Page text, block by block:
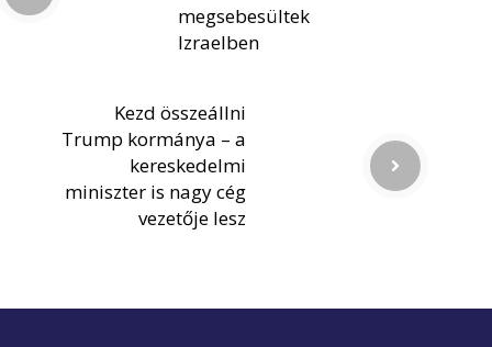
megsebesültek
Izraelben
Kezd összeállni
Trump kormánya – a
kereskedelmi
miniszter is nagy cég
vezetője lesz